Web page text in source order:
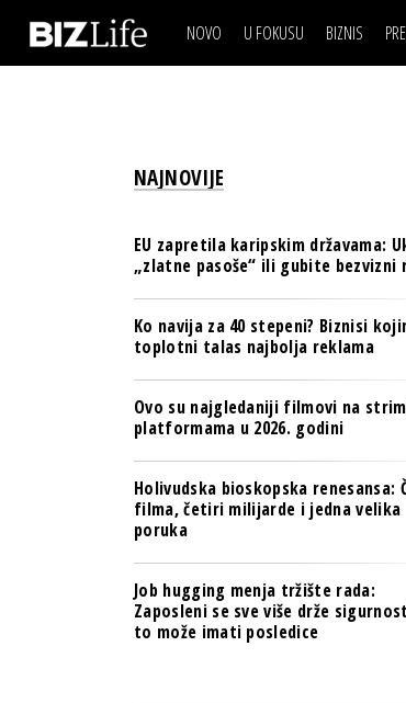
NOVO U FOKUSU BIZNIS
BANKE
TECH I
BIZNIS &
PULS
NOVO
IZJAVA DANABIZNIS
TECH I AI
PULS
NAJNOVIJE
EU zapretila karipskim državama:
„zlatne pasoše“ ili gubite bezvizni
Ko navija za 40 stepeni? Biznisi
toplotni talas najbolja reklama
Ovo su najgledaniji filmovi na
platformama u 2026. godini
Holivudska bioskopska renesansa:
filma, četiri milijarde i jedna velika
poruka
Job hugging menja tržište rada:
Zaposleni se sve više drže
to može imati posledice